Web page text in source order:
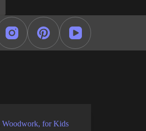
Woodwork, for Kids